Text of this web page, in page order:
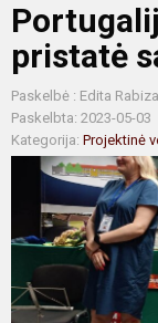
pristatė
Paskelbė : Edita
Paskelbta: 2023-05-03
Kategorija: Projektinė